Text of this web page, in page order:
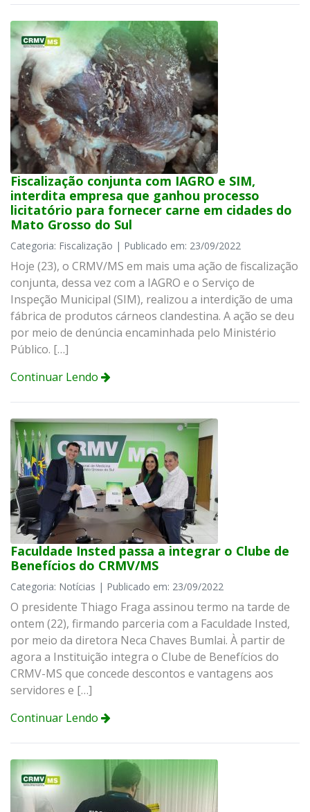
Fiscalização conjunta com IAGRO e SIM,
interdita empresa que ganhou processo
licitatório para fornecer carne em cidades do
Mato Grosso do Sul
Categoria: Fiscalização | Publicado em: 23/09/2022
Hoje (23), o CRMV/MS em mais uma ação de fiscalização
conjunta, dessa vez com a IAGRO e o Serviço de
Inspeção Municipal (SIM), realizou a interdição de uma
fábrica de produtos cárneos clandestina. A ação se deu
por meio de denúncia encaminhada pelo Ministério
Público. […]
Continuar Lendo
Faculdade Insted passa a integrar o Clube de
Benefícios do CRMV/MS
Categoria: Notícias | Publicado em: 23/09/2022
O presidente Thiago Fraga assinou termo na tarde de
ontem (22), firmando parceria com a Faculdade Insted,
por meio da diretora Neca Chaves Bumlai. À partir de
agora a Instituição integra o Clube de Benefícios do
CRMV-MS que concede descontos e vantagens aos
servidores e […]
Continuar Lendo